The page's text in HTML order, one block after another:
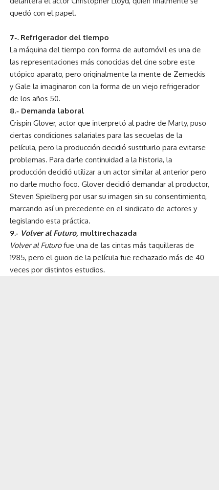
quedó con el papel.
7-. Refrigerador del tiempo
La máquina del tiempo con forma de automóvil es una de
las representaciones más conocidas del cine sobre este
utópico aparato, pero originalmente la mente de Zemeckis
y Gale la imaginaron con la forma de un viejo refrigerador
de los años 50.
8.- Demanda laboral
Crispin Glover, actor que interpretó al padre de Marty, puso
ciertas condiciones salariales para las secuelas de la
película, pero la producción decidió sustituirlo para evitarse
problemas. Para darle continuidad a la historia, la
producción decidió utilizar a un actor similar al anterior pero
no darle mucho foco. Glover decidió demandar al productor,
Steven Spielberg por usar su imagen sin su consentimiento,
marcando así un precedente en el sindicato de actores y
legislando esta práctica.
9.- Volver al Futuro, multirechazada
Volver al Futurofue una de las cintas más taquilleras de
1985, pero el guion de la película fue rechazado más de 40
veces por distintos estudios.